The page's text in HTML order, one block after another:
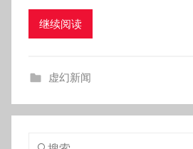
继续阅读
虚幻新闻
搜